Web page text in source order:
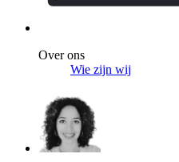
Over ons
Wie zijn wij